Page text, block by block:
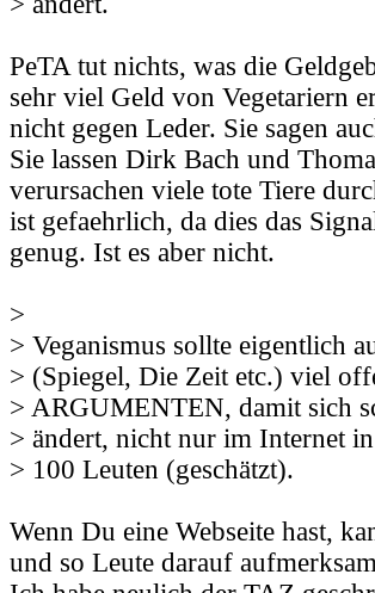
PeTA tut nichts, was die
sehr viel Geld von Vegetariern
nicht gegen Leder. Sie sagen
Sie lassen Dirk Bach und
verursachen viele tote Tiere
ist gefaehrlich, da dies das
genug. Ist es aber nicht.
>
> Veganismus sollte eigentlich
> (Spiegel, Die Zeit etc.) viel
> ARGUMENTEN, damit sich
> ändert, nicht nur im Internet
> 100 Leuten (geschätzt).
Wenn Du eine Webseite hast,
und so Leute darauf